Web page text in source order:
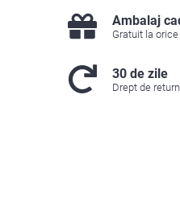
Ambalaj
Gratuit la
30 de zile
Drept de